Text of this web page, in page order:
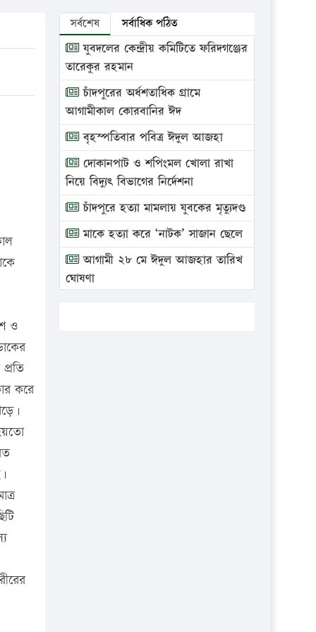
ও
করে
সর্বশেষ সর্বাধিক পঠিত
যুবদলের কেন্দ্রীয় কমিটিতে ফরিদগঞ্জের
তারেকুর রহমান
চাঁদপুরের অর্ধশতাধিক গ্রামে
আগামীকাল কোরবানির ঈদ
বৃহস্পতিবার পবিত্র ঈদুল আজহা
দোকানপাট ও শপিংমল খোলা রাখা
নিয়ে বিদ্যুৎ বিভাগের নির্দেশনা
চাঁদপুরে হত্যা মামলায় যুবকের মৃত্যুদণ্ড
মাকে হত্যা করে ‘নাটক’ সাজান ছেলে
আগামী ২৮ মে ঈদুল আজহার তারিখ
ঘোষণা